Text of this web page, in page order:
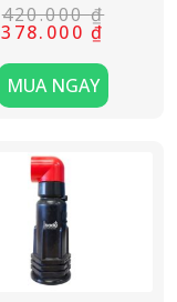
420.000₫
Giá
là:
420.000 ₫.
378.000₫
Giá
hiện
tại
là:
378.000 ₫.
MUA NGAY